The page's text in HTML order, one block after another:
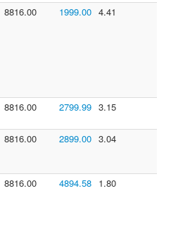
8816.00 1999.00 4.41
8816.00 2799.99 3.15
8816.00 2899.00 3.04
8816.00 4894.58 1.80